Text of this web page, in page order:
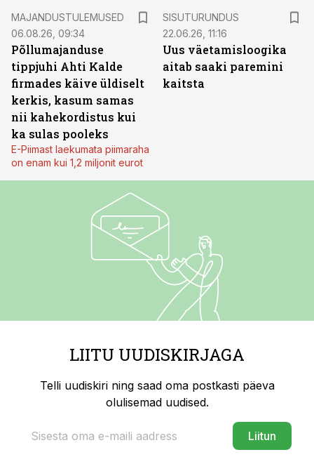
MAJANDUSTULEMUSED
06.08.26, 09:34
Põllumajanduse
tippjuhi Ahti Kalde
firmades käive üldiselt
kerkis, kasum samas
nii kahekordistus kui
ka sulas pooleks
E-Piimast laekumata piimaraha
on enam kui 1,2 miljonit eurot
SISUTURUNDUS
22.06.26, 11:16
Uus väetamisloogika
aitab saaki paremini
kaitsta
LIITU UUDISKIRJAGA
Telli uudiskiri ning saad oma postkasti päeva
olulisemad uudised.
Liitun